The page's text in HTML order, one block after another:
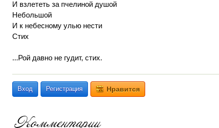
И взлететь за пчелиной душой
Небольшой
И к небесному улью нести
Стих
...Рой давно не гудит, стих.
Вход Регистрация Нравится